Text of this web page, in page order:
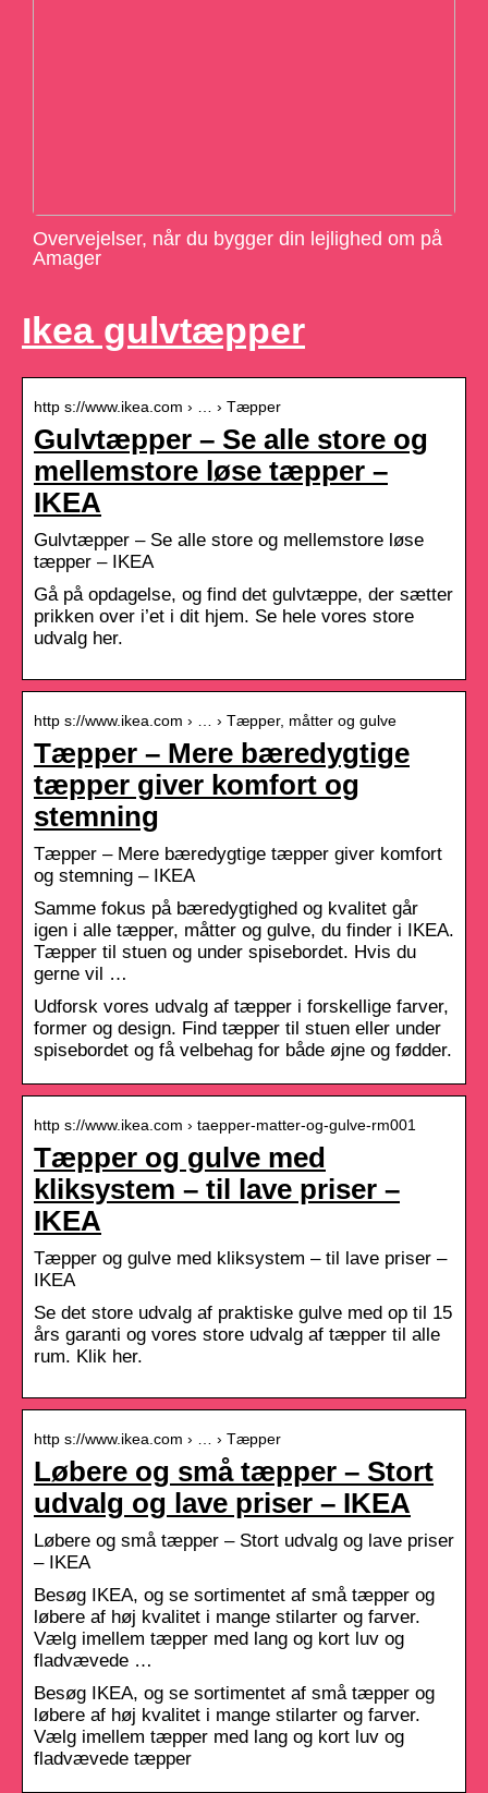
Overvejelser, når du bygger din lejlighed om på
Amager
Ikea gulvtæpper
http s://www.ikea.com › … › Tæpper
Gulvtæpper – Se alle store og
mellemstore løse tæpper –
IKEA
Gulvtæpper – Se alle store og mellemstore løse
tæpper – IKEA
Gå på opdagelse, og find det gulvtæppe, der sætter
prikken over i’et i dit hjem. Se hele vores store
udvalg her.
http s://www.ikea.com › … › Tæpper, måtter og gulve
Tæpper – Mere bæredygtige
tæpper giver komfort og
stemning
Tæpper – Mere bæredygtige tæpper giver komfort
og stemning – IKEA
Samme fokus på bæredygtighed og kvalitet går
igen i alle tæpper, måtter og gulve, du finder i IKEA.
Tæpper til stuen og under spisebordet. Hvis du
gerne vil …
Udforsk vores udvalg af tæpper i forskellige farver,
former og design. Find tæpper til stuen eller under
spisebordet og få velbehag for både øjne og fødder.
http s://www.ikea.com › taepper-matter-og-gulve-rm001
Tæpper og gulve med
kliksystem – til lave priser –
IKEA
Tæpper og gulve med kliksystem – til lave priser –
IKEA
Se det store udvalg af praktiske gulve med op til 15
års garanti og vores store udvalg af tæpper til alle
rum. Klik her.
http s://www.ikea.com › … › Tæpper
Løbere og små tæpper – Stort
udvalg og lave priser – IKEA
Løbere og små tæpper – Stort udvalg og lave priser
– IKEA
Besøg IKEA, og se sortimentet af små tæpper og
løbere af høj kvalitet i mange stilarter og farver.
Vælg imellem tæpper med lang og kort luv og
fladvævede …
Besøg IKEA, og se sortimentet af små tæpper og
løbere af høj kvalitet i mange stilarter og farver.
Vælg imellem tæpper med lang og kort luv og
fladvævede tæpper